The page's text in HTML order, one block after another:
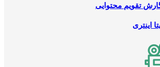
تقویم محتوایی
اینتری